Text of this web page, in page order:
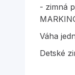
- zimná
Váha
Detské